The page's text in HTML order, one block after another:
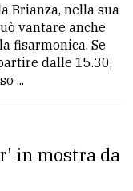
Brianza, nella sua
vantare anche
fisarmonica. Se
dalle 15.30,
...
in mostra da